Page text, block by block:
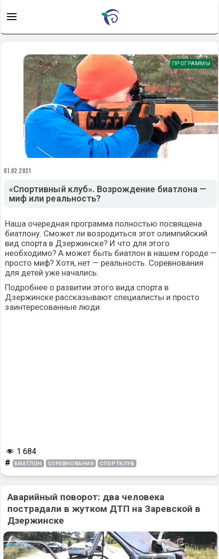
ПРОГРАММЫ
01.02.2021
«Спортивный клуб». Возрождение биатлона —
миф или реальность?
Наша очередная программа полностью посвящена
биатлону. Сможет ли возродиться этот олимпийский
вид спорта в Дзержинске? И что для этого
необходимо? А может быть биатлон в нашем городе —
просто миф? Хотя, нет — реальность. Соревнования
для детей уже начались.
Подробнее о развитии этого вида спорта в
Дзержинске рассказывают специалисты и просто
заинтересованные люди.
1 684
# БИАТЛОН СОРЕВНОВАНИЯ СПОРТКЛУБ
Аварийный поворот: два человека
пострадали в жутком ДТП на Заревской в
Дзержинске